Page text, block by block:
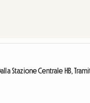
Stazione Centrale HB,